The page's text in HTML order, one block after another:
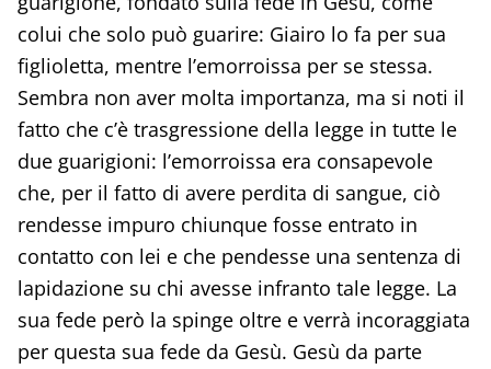
colui che solo può guarire: Giairo lo fa per sua
figlioletta, mentre l’emorroissa per se stessa.
Sembra non aver molta importanza, ma si noti il
fatto che c’è trasgressione della legge in tutte le
due guarigioni: l’emorroissa era consapevole
che, per il fatto di avere perdita di sangue, ciò
rendesse impuro chiunque fosse entrato in
contatto con lei e che pendesse una sentenza di
lapidazione su chi avesse infranto tale legge. La
sua fede però la spinge oltre e verrà incoraggiata
per questa sua fede da Gesù. Gesù da parte